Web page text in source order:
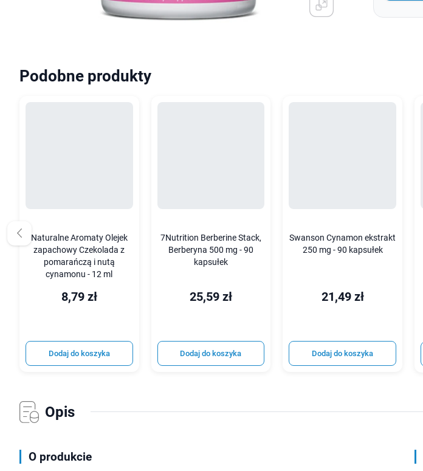
Podobne produkty
Naturalne Aromaty Olejek
zapachowy Czekolada z
pomarańczą i nutą
cynamonu - 12 ml
8,79 zł
Dodaj do koszyka
7Nutrition Berberine Stack,
Berberyna 500 mg - 90
kapsułek
25,59 zł
Dodaj do koszyka
Swanson Cynamon ekstrakt
250 mg - 90 kapsułek
21,49 zł
Dodaj do koszyka
Opis
O produkcie